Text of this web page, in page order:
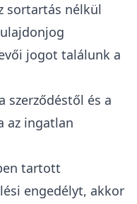
sortartás nélkül
jogot találunk a
szerződéstől és a
az ingatlan
tartott
engedélyt, akkor